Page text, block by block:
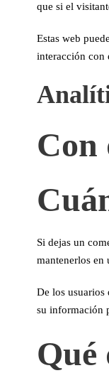
que si el
Estas web
interacción con
Con
Si dejas un
mantenerlos en
De los usuarios
su información
Qué